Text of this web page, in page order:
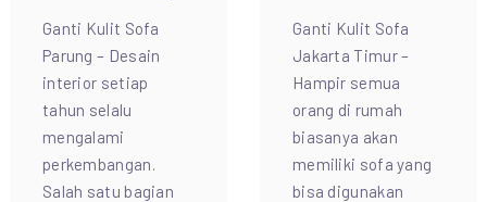
Ganti Kulit Sofa
Parung – Desain
interior setiap
tahun selalu
mengalami
perkembangan.
Salah satu bagian
Ganti Kulit Sofa
Jakarta Timur –
Hampir semua
orang di rumah
biasanya akan
memiliki sofa yang
bisa digunakan